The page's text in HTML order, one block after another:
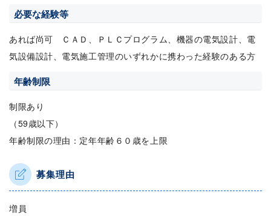
必要な経験等
あれば尚可 ＣＡＤ、ＰＬＣプログラム、機器の電気設計、電
気設備設計、電気施工管理のいずれかに携わった経験のある方
年齢制限
制限あり
（59歳以下）
年齢制限の理由：定年年齢６０歳を上限
募集理由
増員